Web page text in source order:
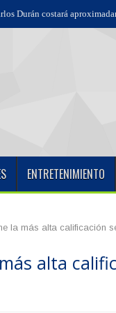
ENTRETENIMIENTO
la más alta calificación
alta